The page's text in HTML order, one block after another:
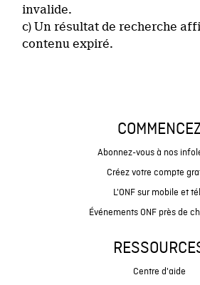
invalide.
c) Un résultat de recherche
contenu expiré.
Abonnez-vous à nos
Créez votre compte
L'ONF sur mobile et
Événements ONF près de
Centre d'aide